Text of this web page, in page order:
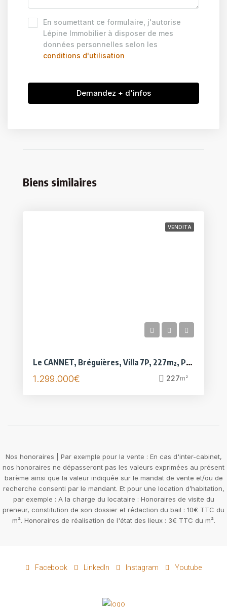
En soumettant ce formulaire, j'autorise
Lépine Immobilier à disposer de mes
données personnelles selon les
conditions d'utilisation
Demandez + d'infos
Biens similaires
VENDITA
Le CANNET, Bréguières, Villa 7P, 227m², Piscine, Vue mer
1.299.000€ 227m²
Nos honoraires | Par exemple pour la vente : En cas d'inter-cabinet,
nos honoraires ne dépasseront pas les valeurs exprimées au présent
barème ainsi que la valeur indiquée sur le mandat de vente et/ou de
recherche consenti par le mandant. Et pour une location d’habitation,
par exemple : A la charge du locataire : Honoraires de visite du
preneur, constitution de son dossier et rédaction du bail : 10€ TTC du
m². Honoraires de réalisation de l'état des lieux : 3€ TTC du m².
Facebook LinkedIn Instagram Youtube